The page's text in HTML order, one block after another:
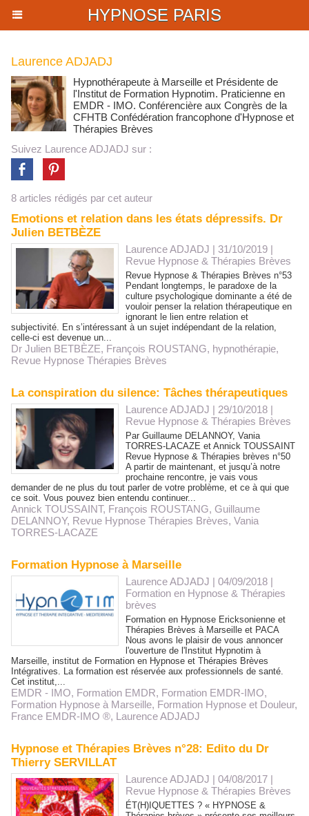
HYPNOSE PARIS
Laurence ADJADJ
Hypnothérapeute à Marseille et Présidente de
l'Institut de Formation Hypnotim. Praticienne en
EMDR - IMO. Conférencière aux Congrès de la
CFHTB Confédération francophone d'Hypnose et
Thérapies Brèves
Suivez Laurence ADJADJ sur :
8 articles rédigés par cet auteur
Emotions et relation dans les états dépressifs. Dr
Julien BETBÈZE
Laurence ADJADJ | 31/10/2019 |
Revue Hypnose & Thérapies Brèves
Revue Hypnose & Thérapies Brèves n°53
Pendant longtemps, le paradoxe de la
culture psychologique dominante a été de
vouloir penser la relation thérapeutique en
ignorant le lien entre relation et
subjectivité. En s’intéressant à un sujet indépendant de la relation,
celle-ci est devenue un...
Dr Julien BETBÈZE, François ROUSTANG, hypnothérapie,
Revue Hypnose Thérapies Brèves
La conspiration du silence: Tâches thérapeutiques
Laurence ADJADJ | 29/10/2018 |
Revue Hypnose & Thérapies Brèves
Par Guillaume DELANNOY, Vania
TORRES-LACAZE et Annick TOUSSAINT
Revue Hypnose & Thérapies brèves n°50
A partir de maintenant, et jusqu’à notre
prochaine rencontre, je vais vous
demander de ne plus du tout parler de votre problème, et ce à qui que
ce soit. Vous pouvez bien entendu continuer...
Annick TOUSSAINT, François ROUSTANG, Guillaume
DELANNOY, Revue Hypnose Thérapies Brèves, Vania
TORRES-LACAZE
Formation Hypnose à Marseille
Laurence ADJADJ | 04/09/2018 |
Formation en Hypnose & Thérapies
brèves
Formation en Hypnose Ericksonienne et
Thérapies Brèves à Marseille et PACA
Nous avons le plaisir de vous annoncer
l'ouverture de l'Institut Hypnotim à
Marseille, institut de Formation en Hypnose et Thérapies Brèves
Intégratives. La formation est réservée aux professionnels de santé.
Cet institut,...
EMDR - IMO, Formation EMDR, Formation EMDR-IMO,
Formation Hypnose à Marseille, Formation Hypnose et Douleur,
France EMDR-IMO ®, Laurence ADJADJ
Hypnose et Thérapies Brèves n°28: Edito du Dr
Thierry SERVILLAT
Laurence ADJADJ | 04/08/2017 |
Revue Hypnose & Thérapies Brèves
ÉT(H)IQUETTES ? « HYPNOSE &